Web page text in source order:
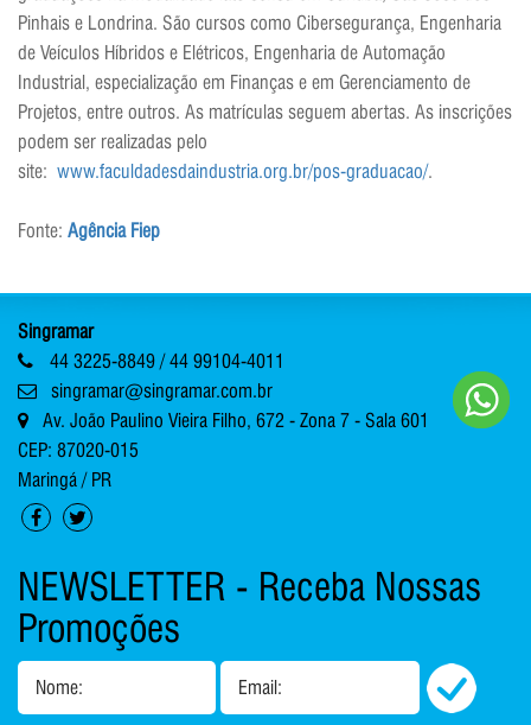
Pinhais e Londrina. São cursos como Cibersegurança, Engenharia
de Veículos Híbridos e Elétricos, Engenharia de Automação
Industrial, especialização em Finanças e em Gerenciamento de
Projetos, entre outros. As matrículas seguem abertas. As inscrições
podem ser realizadas pelo
site: www.faculdadesdaindustria.org.br/pos-graduacao/.
Fonte: Agência Fiep
Singramar
44 3225-8849 / 44 99104-4011
singramar@singramar.com.br
Av. João Paulino Vieira Filho, 672 - Zona 7 - Sala 601
CEP: 87020-015
Maringá / PR
NEWSLETTER - Receba Nossas
Promoções
Nome: Email: